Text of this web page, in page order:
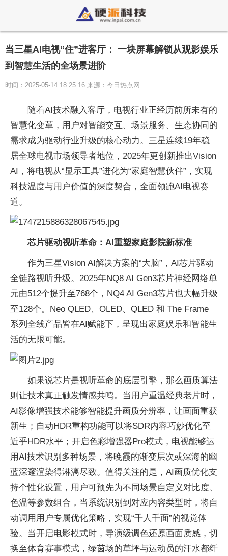
当三星AI电视“住”进客厅： 一块屏幕解锁从观影娱乐
到智慧生活的全场景进阶
时间：2025-05-14 18:25:16 来源：今日热点网
随着AI技术融入客厅，电视行业正经历前所未有的
智慧化变革，用户对智能交互、场景服务、生态协同的
需求成为驱动行业升级的核心动力。三星连续19年稳
居全球电视市场领导者地位，2025年更创新推出Vision
AI，将电视从“显示工具”进化为“家庭智慧伙伴”，实现
科技温度与用户价值的深度契合，全面领跑AI电视赛
道。
芯片驱动视听革命：AI重塑家庭影院新标准
作为三星Vision AI解决方案的“大脑”，AI芯片驱动
全链路视听升级。2025年NQ8 AI Gen3芯片神经网络单
元由512个提升至768个，NQ4 AI Gen3芯片也大幅升级
至128个。Neo QLED、OLED、QLED 和 The Frame
系列全线产品皆在AI赋能下，呈现出家庭娱乐和智能生
活的无限可能。
如果说芯片是视听革命的底层引擎，那么画质算法
则让技术真正触发情感共鸣。当用户重温经典老片时，
AI影像增强技术能够智能提升画质分辨率，让画面重获
新生；自动HDR重构功能可以将SDR内容巧妙优化至
近乎HDR水平；开启色彩增强器Pro模式，电视能够运
用AI技术识别多种场景，将晚霞的渐变层次或深海的幽
蓝深邃渲染得淋漓尽致。值得关注的是，AI画质优化支
持个性化设置，用户可预先为不同场景自定义对比度、
色温等参数组合，当系统识别到对应内容类型时，将自
动调用用户专属优化策略，实现“千人千面”的视觉体
验。当开启电影模式时，导演级调色还原画面质感，切
换至体育赛事模式，绿茵场的草坪与运动员的汗水都纤